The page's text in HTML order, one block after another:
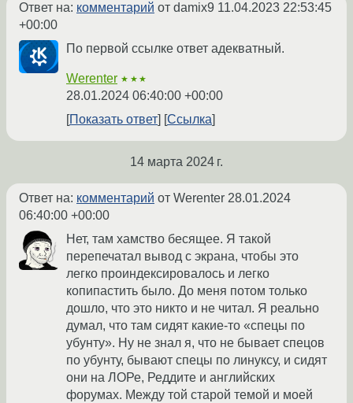
Ответ на: комментарий от damix9 11.04.2023 22:53:45
+00:00
По первой ссылке ответ адекватный.
Werenter ★★★
28.01.2024 06:40:00 +00:00
Показать ответ
Ссылка
14 марта 2024 г.
Ответ на: комментарий от Werenter 28.01.2024
06:40:00 +00:00
Нет, там хамство бесящее. Я такой
перепечатал вывод с экрана, чтобы это
легко проиндексировалось и легко
копипастить было. До меня потом только
дошло, что это никто и не читал. Я реально
думал, что там сидят какие-то «спецы по
убунту». Ну не знал я, что не бывает спецов
по убунту, бывают спецы по линуксу, и сидят
они на ЛОРе, Реддите и английских
форумах. Между той старой темой и моей